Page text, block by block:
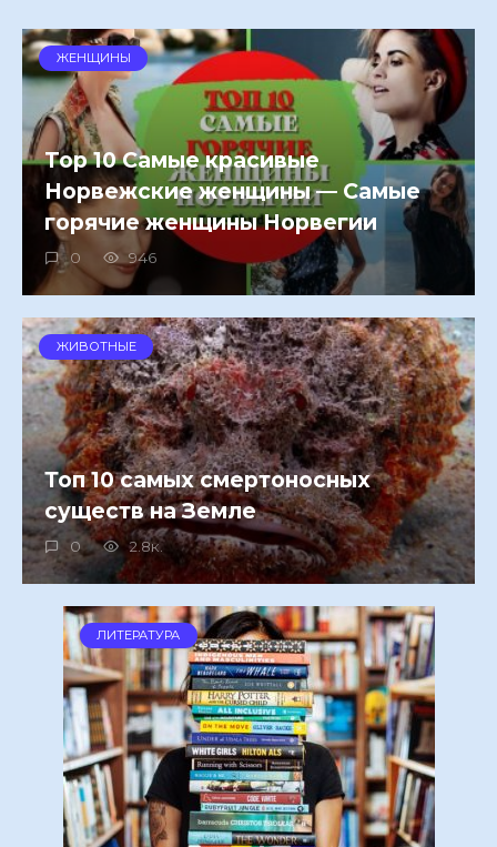
ЖЕНЩИНЫ
Top 10 Самые красивые
Норвежские женщины — Самые
горячие женщины Норвегии
0 946
ЖИВОТНЫЕ
Топ 10 самых смертоносных
существ на Земле
0 2.8к.
ЛИТЕРАТУРА